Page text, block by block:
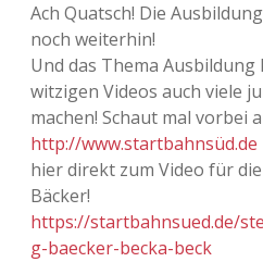
Ach Quatsch! Die
noch weiterhin!
Und das Thema
witzigen Videos auch viele
machen! Schaut mal vorbei
http://www.startbahnsüd.de
hier direkt zum Video für
Bäcker!
https://startbahnsued.de/
g-baecker-becka-beck